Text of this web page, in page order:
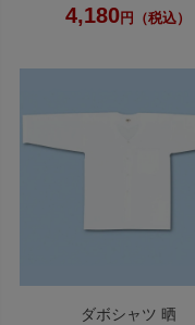
4,180 円（税込）
ダボシャツ 晒